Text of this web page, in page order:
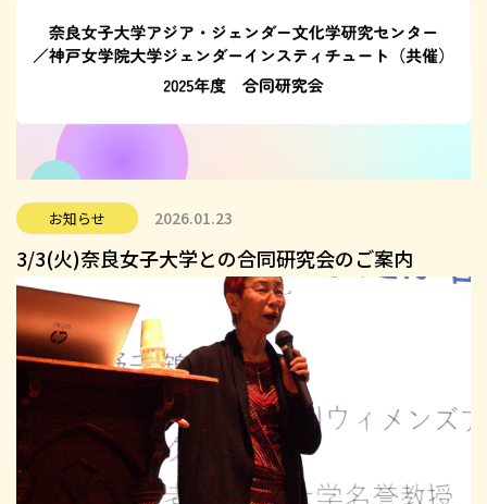
お知らせ 2026.01.23
3/3(火)奈良女子大学との合同研究会のご案内